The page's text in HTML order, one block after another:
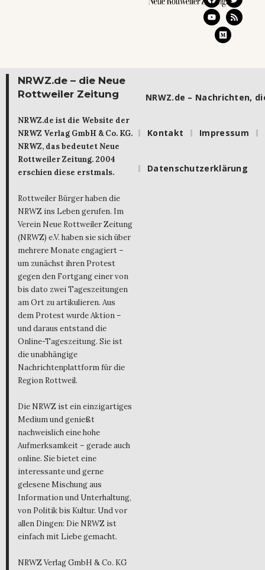
NRWZ.de – die Neue
Rottweiler Zeitung
NRWZ.de ist die Website der
NRWZ Verlag GmbH & Co. KG.
NRWZ, das bedeutet Neue
Rottweiler Zeitung. 2004
erschien diese erstmals.
Rottweiler Bürger haben die
NRWZ ins Leben gerufen. Im
Verein Neue Rottweiler Zeitung
(NRWZ) e.V. haben sie sich über
mehrere Monate engagiert –
um zunächst ihren Protest
gegen den Fortgang einer von
bis dato zwei Tageszeitungen
am Ort zu artikulieren. Aus
dem Protest wurde Aktion –
und daraus entstand die
Online-Tageszeitung. Sie ist
die unabhängige
Nachrichtenplattform für die
Region Rottweil.
Die NRWZ ist ein einzigartiges
Medium und genießt
nachweislich eine hohe
Aufmerksamkeit – gerade auch
online. Sie bietet eine
interessante und gerne
gelesene Mischung aus
Information und Unterhaltung,
von Politik bis Kultur. Und vor
allen Dingen: Die NRWZ ist
einfach mit Liebe gemacht.
NRWZ Verlag GmbH & Co. KG
NRWZ.de – Nachrichten,
Kontakt Impressum
Datenschutzerklärung